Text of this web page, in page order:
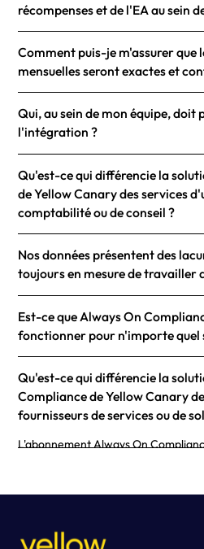
récompenses et de l'EA au sein
Comment puis-je m'assurer que
mensuelles seront exactes et
Qui, au sein de mon équipe, doit
l'intégration ?
Qu'est-ce qui différencie la
de Yellow Canary des services
comptabilité ou de conseil ?
Nos données présentent des
toujours en mesure de travailler
Est-ce que Always On
fonctionner pour n'importe quel
Qu'est-ce qui différencie la
Compliance de Yellow Canary
fournisseurs de services ou de
L'abonnement Always On
pointe, Yellow Canary crée une